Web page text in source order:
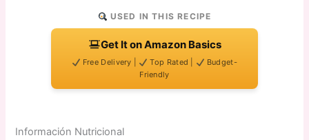
USED IN THIS RECIPE
Get It on Amazon Basics
Free Delivery | Top Rated |
Budget-
Friendly
Información Nutricional